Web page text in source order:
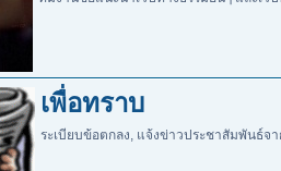
เพื่อทราบ
ระเบียบข้อตกลง, แจ้งข่าวประชาสัมพันธ์